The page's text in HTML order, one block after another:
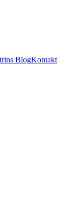
BlogKontakt